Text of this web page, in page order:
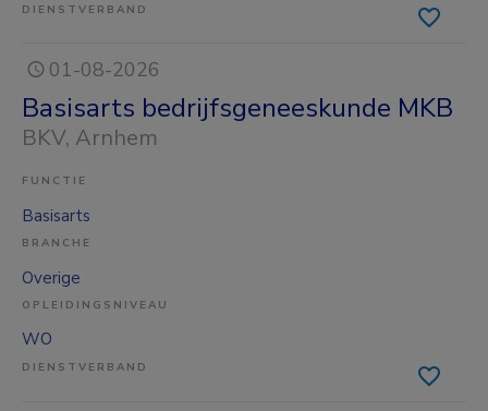
DIENSTVERBAND
01-08-2026
Basisarts bedrijfsgeneeskunde MKB
BKV, Arnhem
FUNCTIE
Basisarts
BRANCHE
Overige
OPLEIDINGSNIVEAU
WO
DIENSTVERBAND